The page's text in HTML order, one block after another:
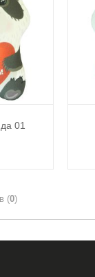
01
Сравнение продуктов (0)